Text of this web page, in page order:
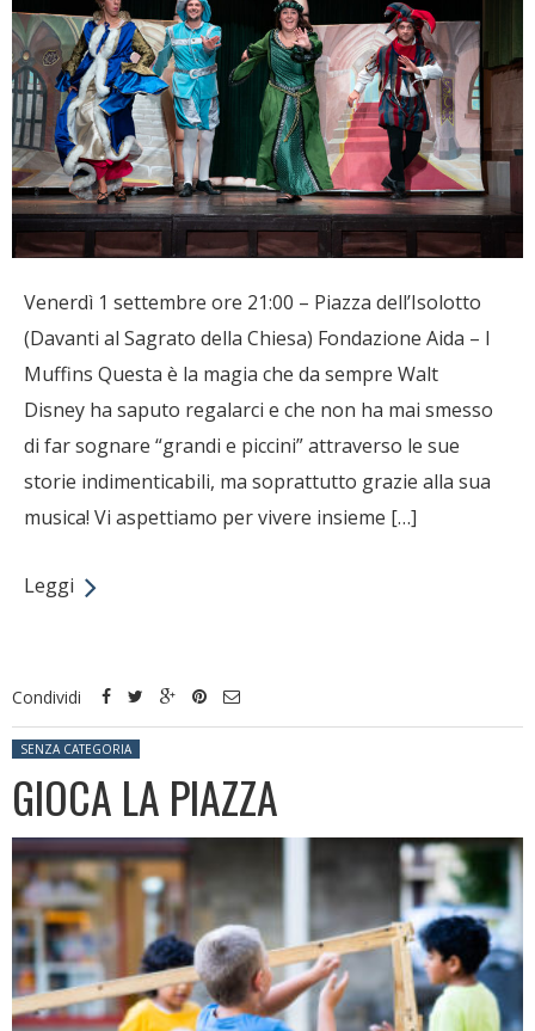
Venerdì 1 settembre ore 21:00 – Piazza dell’Isolotto
(Davanti al Sagrato della Chiesa) Fondazione Aida – I
Muffins Questa è la magia che da sempre Walt
Disney ha saputo regalarci e che non ha mai smesso
di far sognare “grandi e piccini” attraverso le sue
storie indimenticabili, ma soprattutto grazie alla sua
musica! Vi aspettiamo per vivere insieme […]
Leggi
Condividi
Posted in:
SENZA CATEGORIA
GIOCA LA PIAZZA